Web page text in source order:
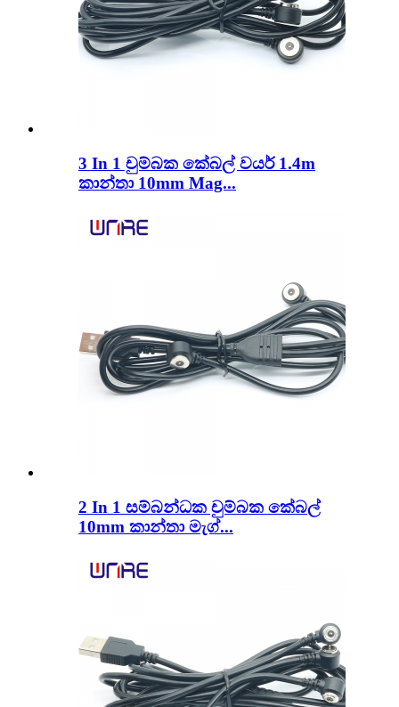
3 In 1 චුම්බක කේබල් වයර් 1.4m
කාන්තා 10mm Mag...
2 In 1 සම්බන්ධක චුම්බක කේබල්
10mm කාන්තා මැග්...